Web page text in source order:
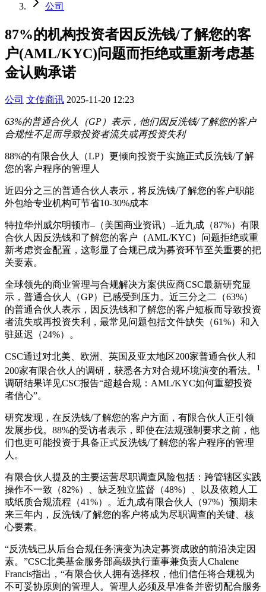
公司
87%的机构投资者因反洗钱/了解您的客
户(AML/KYC)问题而拒绝或重新考虑基
金认购承诺
公司 文传商讯 2025-11-20 12:23
63%的普通合伙人（GP）表示，他们因反洗钱/了解您的客户
合规性不足而导致投资者流失或再投资失利
88%的有限合伙人（LP）更倾向投资于实施正式反洗钱/了解
您的客户程序的管理人
近四分之三的普通合伙人表示，将反洗钱/了解您的客户职能
外包给专业机构可节省10-30%成本
特拉华州威尔明顿市–（美国商业资讯）–近九成（87%）有限
合伙人因反洗钱和了解您的客户（AML/KYC）问题拒绝或重
新考虑资金配置，这彰显了合规已成为募资环节至关重要的把
关要素。
全球领先的商业管理与合规解决方案供应商CSC最新研究显
示，普通合伙人（GP）已感受到压力。近三分之二（63%）
的普通合伙人表示，因反洗钱和了解您的客户短板而导致投资
者流失或再投资失利，最常见问题包括文件缺失（61%）和入
驻延迟（24%）。
CSC通过对北美、欧洲、英国及亚太地区200家普通合伙人和
200家有限合伙人的调研，获悉各方对合规环境演变的看法。
1
调研结果详见CSC报告“超越合规：AML/KYC如何重塑投资
者信心”。
研究发现，在反洗钱/了解您的客户方面，有限合伙人正引领
发展步伐。88%的受访者表示，即使在法规强制要求之前，他
们也更可能投资于具备正式反洗钱/了解您的客户程序的管理
人。
有限合伙人提及的主要运营尽职调查风险包括：跨管辖区实践
操作不一致（82%）、缺乏独立监督（48%）、以及依赖人工
或纸质合规流程（41%）。近九成有限合伙人（97%）预期未
来三年内，反洗钱/了解您的客户将成为尽职调查的关键、核
心要素。
“反洗钱已从后台合规任务演变为决定募资成败的前沿决定因
素。”CSC北美基金服务部高级执行董事兼负责人Chalene
Francis指出，“有限合伙人拥有选择权，他们信任将合规视为
不可妥协原则的管理人。管理人必须及早准备并密切配合服务